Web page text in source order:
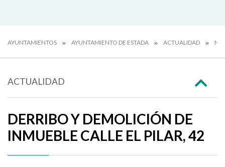
AYUNTAMIENTOS AYUNTAMIENTO DE ESTADA ACTUALIDAD
ACTUALIDAD
DERRIBO Y DEMOLICIÓN DE
INMUEBLE CALLE EL PILAR, 42